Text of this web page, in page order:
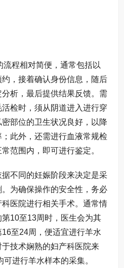
程相对简便，通常包括以
，接着确认身份信息，随后
析，最后提供结果反馈。需
检时，须从阴道进入进行穿
部位的卫生状况良好，以降
此外，还需进行血液常规检
范围内，即可进行鉴定。
不同的妊娠阶段来决定是采
为确保操作的安全性，务必
医院进行相关手术。通常情
10至13周时，医生会为其
至24周，便适宜进行羊水
技术娴熟的妇产科医院来
进行羊水样本的采集。